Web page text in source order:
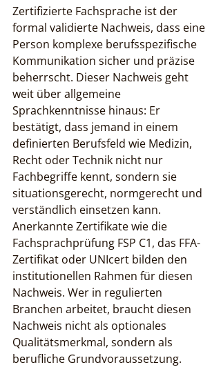
Zertifizierte Fachsprache ist der
formal validierte Nachweis, dass eine
Person komplexe berufsspezifische
Kommunikation sicher und präzise
beherrscht. Dieser Nachweis geht
weit über allgemeine
Sprachkenntnisse hinaus: Er
bestätigt, dass jemand in einem
definierten Berufsfeld wie Medizin,
Recht oder Technik nicht nur
Fachbegriffe kennt, sondern sie
situationsgerecht, normgerecht und
verständlich einsetzen kann.
Anerkannte Zertifikate wie die
Fachsprachprüfung FSP C1, das FFA-
Zertifikat oder UNIcert bilden den
institutionellen Rahmen für diesen
Nachweis. Wer in regulierten
Branchen arbeitet, braucht diesen
Nachweis nicht als optionales
Qualitätsmerkmal, sondern als
berufliche Grundvoraussetzung.